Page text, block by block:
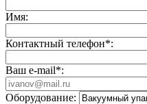
Имя:
Контактный телефон*:
Ваш e-mail*:
Оборудование: